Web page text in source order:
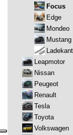
Focus
Edge
Mondeo
Mustang
Leapmotor
Nissan
Peugeot
Renault
Tesla
Toyota
Volkswagen